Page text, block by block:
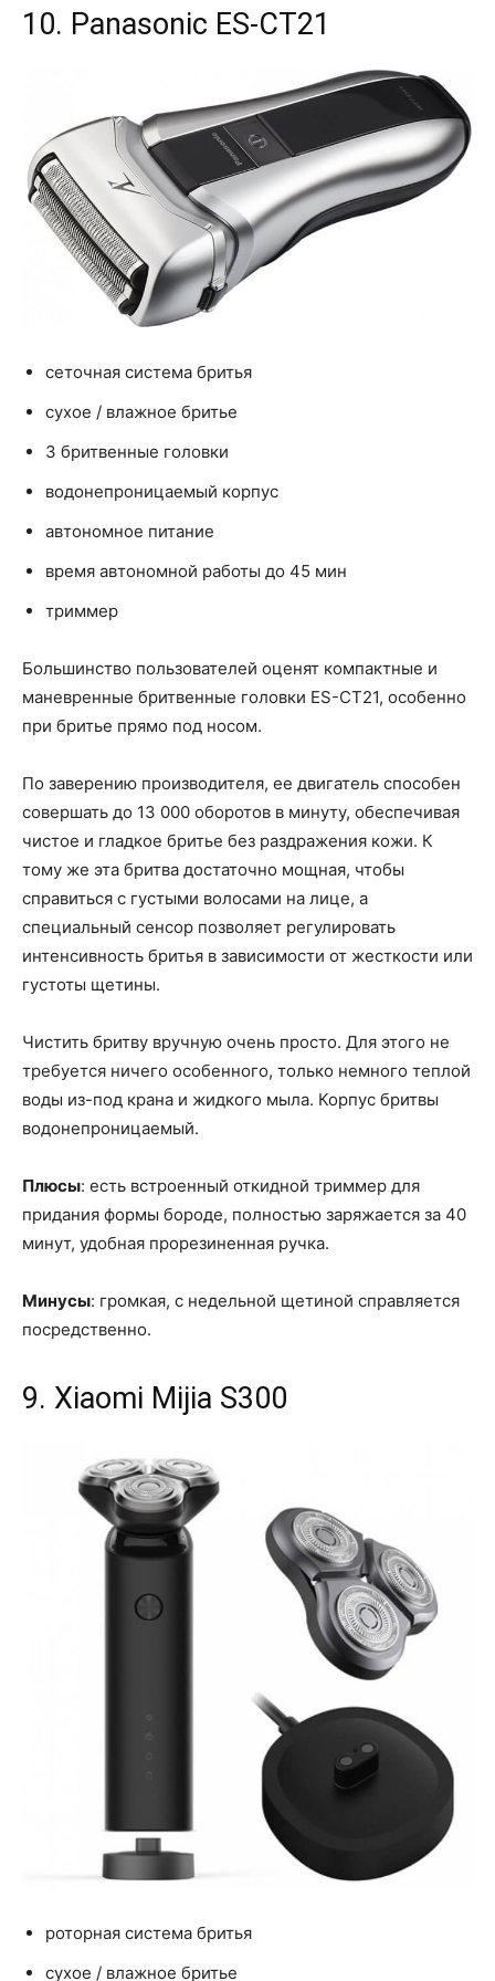
10. Panasonic ES-CT21
сеточная система бритья
сухое / влажное бритье
3 бритвенные головки
водонепроницаемый корпус
автономное питание
время автономной работы до 45 мин
триммер
Большинство пользователей оценят компактные и
маневренные бритвенные головки ES-CT21, особенно
при бритье прямо под носом.
По заверению производителя, ее двигатель способен
совершать до 13 000 оборотов в минуту, обеспечивая
чистое и гладкое бритье без раздражения кожи. К
тому же эта бритва достаточно мощная, чтобы
справиться с густыми волосами на лице, а
специальный сенсор позволяет регулировать
интенсивность бритья в зависимости от жесткости или
густоты щетины.
Чистить бритву вручную очень просто. Для этого не
требуется ничего особенного, только немного теплой
воды из-под крана и жидкого мыла. Корпус бритвы
водонепроницаемый.
Плюсы: есть встроенный откидной триммер для
придания формы бороде, полностью заряжается за 40
минут, удобная прорезиненная ручка.
Минусы: громкая, с недельной щетиной справляется
посредственно.
9. Xiaomi Mijia S300
роторная система бритья
сухое / влажное бритье